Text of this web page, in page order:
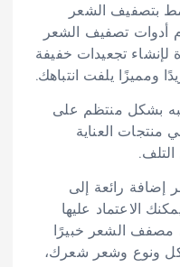
بتصفيف الشعر
أدوات تصفيف الشعر
لإنشاء تجعيدات خفيفة
ومميزًا يلفت انتباهك.
بشكل منتظم على
منتجات العناية
إضافة رائعة إلى
الاعتماد عليها
مصفف الشعر خبيرًا
ونوع وشعر شعرك،